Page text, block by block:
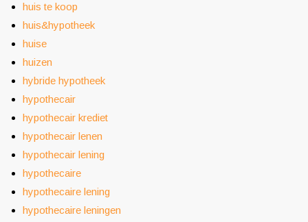
huis te koop
huis&hypotheek
huise
huizen
hybride hypotheek
hypothecair
hypothecair krediet
hypothecair lenen
hypothecair lening
hypothecaire
hypothecaire lening
hypothecaire leningen